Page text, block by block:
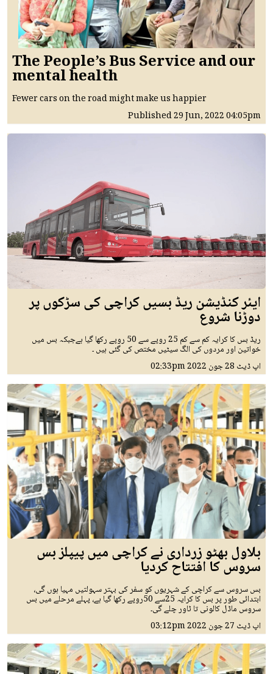
The People’s Bus Service and our
mental health
Fewer cars on the road might make us happier
Published29 Jun, 202204:05pm
ایئر کنڈیشن ریڈ بسیں کراچی کی سڑکوں پر
دوڑنا شروع
ریڈ بس کا کرایہ کم سے کم 25 روپے سے 50 روپے رکھا گیا ہےجبکہ بس میں
خواتین اور مردوں کی الگ سیٹیں مختص کی گئی ہیں ۔
اپ ڈیٹ 28 جون 2022 02:33pm
بلاول بھٹو زرداری نے کراچی میں پیپلز بس
سروس کا افتتاح کردیا
بس سروس سے کراچی کے شہریوں کو سفر کی بہتر سہولتیں مہیا ہوں گی،
ابتدائی طور پر بس کا کرایہ 25سے 50روپے رکھا گیا ہے، پہلے مرحلے میں بس
سروس ماڈل کالونی تا ٹاور چلے گی۔
اپ ڈیٹ 27 جون 2022 03:12pm